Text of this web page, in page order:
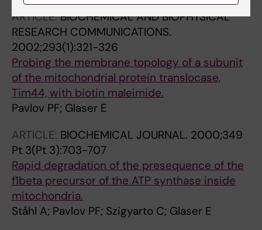
ARTICLE:BIOCHEMICAL AND BIOPHYSICAL
RESEARCH COMMUNICATIONS.
2002;293(1):321-326
Probing the membrane topology of a subunit
of the mitochondrial protein translocase,
Tim44, with biotin maleimide.
Pavlov PF; Glaser E
ARTICLE: BIOCHEMICAL JOURNAL. 2000;349
Pt 3(Pt 3):703-707
Rapid degradation of the presequence of the
f1beta precursor of the ATP synthase inside
mitochondria.
Ståhl A; Pavlov PF; Szigyarto C; Glaser E